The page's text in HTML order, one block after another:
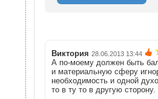
Виктория 28.06.2013 13:44
А по-моему должен быть
и материальную сферу
необходимость и одной
то в ту то в другую сторону.